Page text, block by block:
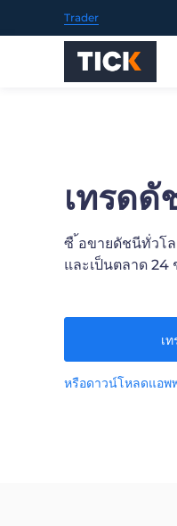
Trader
ซื้อขายสินค้า
น้ำมัน. หุ้น. ดัชนี
เพิ่มสินค้าที่น่า
เปิดบัญชี
หรือ ลองสาธิต
ผลิตภัณฑ์ของเ
และ MT5 ภาพ
รับทราบข้อมูล
ทางการซื้อขาย
TICK
ทางการซื้อขา
เราเป็นผู้ให้บ
เข้าถึงโอกาสใ
แพลตฟอร์มแล
เปิดบัญชี
หรือ ลองสาธิต
เทรด
ซื ้อขายดัชนีทั่วโล
และเป็นตลาด 24
เ
หรือดาวน์โหลดแอพ